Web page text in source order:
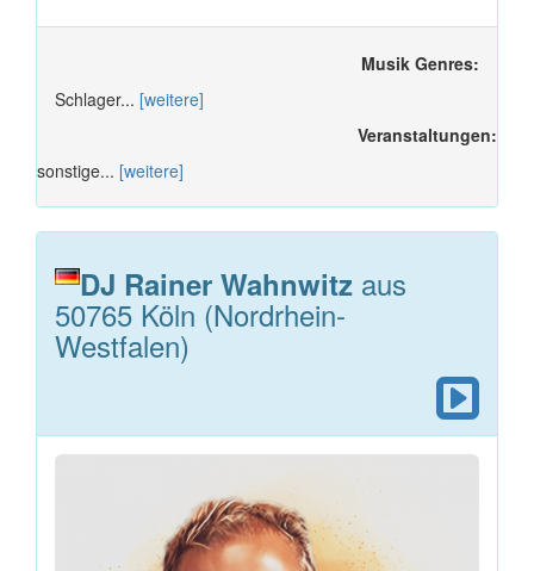
Musik Genres:
Schlager... [weitere]
Veranstaltungen:
sonstige... [weitere]
DJ Rainer Wahnwitz aus
50765 Köln (Nordrhein-
Westfalen)